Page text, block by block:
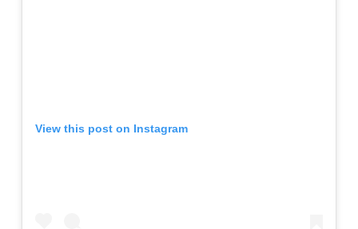
View this post on Instagram